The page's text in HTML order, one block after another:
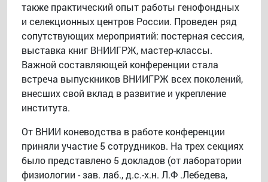
также практический опыт работы генофондных
и селекционных центров России. Проведен ряд
сопутствующих мероприятий: постерная сессия,
выставка книг ВНИИГРЖ, мастер-классы.
Важной составляющей конференции стала
встреча выпускников ВНИИГРЖ всех поколений,
внесших свой вклад в развитие и укрепление
института.
От ВНИИ коневодства в работе конференции
приняли участие 5 сотрудников. На трех секциях
было представлено 5 докладов (от лаборатории
физиологии - зав. лаб., д.с.-х.н. Л.Ф .Лебедева,